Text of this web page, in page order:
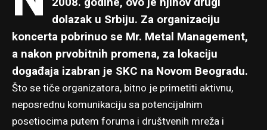
dolazak u Srbiju. Za organizaciju
koncerta pobrinuo se Mr. Metal Management,
a nakon prvobitnih promena, za lokaciju
događaja izabran je SKC na Novom Beogradu.
Što se tiče organizatora, bitno je primetiti aktivnu,
neposrednu komunikaciju sa potencijalnim
posetiocima putem foruma i društvenih mreža i